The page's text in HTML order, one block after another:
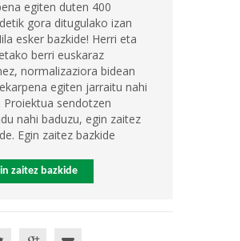
egiten duten 400
gora ditugulako izan
esker bazkide! Herri eta
berri euskaraz
normalizaziora bidean
egiten jarraitu nahi
Proiektua sendotzen
nahi baduzu, egin zaitez
Egin zaitez bazkide
zaitez bazkide